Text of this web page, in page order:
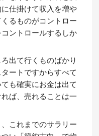
仕掛けて収入を増や
るものがコントロー
ントロールするしか
出て行くものばかり
ートですからすべて
も確実にお金は出て
ば、売れることは一
これまでのサラリー